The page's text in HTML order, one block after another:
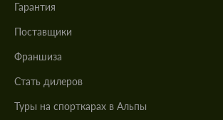
Гарантия
Поставщики
Франшиза
Стать дилеров
Туры на спорткарах в Альпы